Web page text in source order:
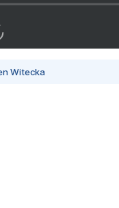
Witecka